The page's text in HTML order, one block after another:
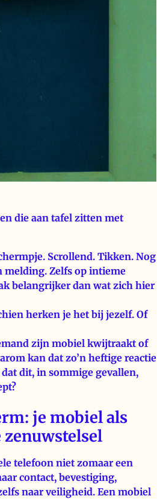
die aan tafel zitten met
Scrollend. Tikken. Nog
melding. Zelfs op intieme
belangrijker dan wat zich hier
herken je het bij jezelf. Of
zijn mobiel kwijtraakt of
kan dat zo’n heftige reactie
dit, in sommige gevallen,
je mobiel als
telefoon niet zomaar een
contact, bevestiging,
naar veiligheid. Een mobiel